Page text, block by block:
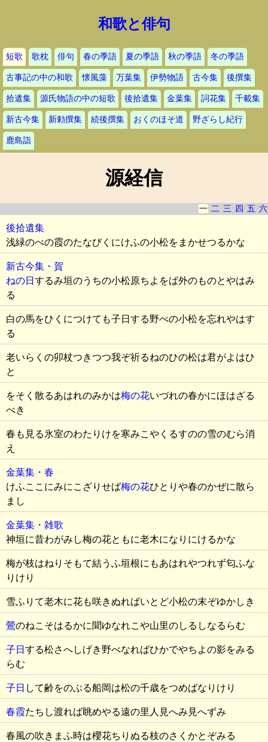
和歌と俳句
短歌 歌枕 俳句 春の季語 夏の季語 秋の季語 冬の季語
古事記の中の和歌 懐風藻 万葉集 伊勢物語 古今集 後撰集
拾遺集 源氏物語の中の短歌 後拾遺集 金葉集 詞花集 千載集
新古今集 新勅撰集 続後撰集 おくのほそ道 野ざらし紀行
鹿島詣
源経信
一 二 三 四 五 六
後拾遺集
浅緑のべの霞のたなびくにけふの小松をまかせつるかな
新古今集・賀
ねの日 するみ垣のうちの小松原ちよをば外のものとやはみ
る
白の馬をひくにつけても子日する野べの小松を忘れやはす
る
老いらくの卯杖つきつつ我ぞ祈るねのひの松は君がよはひ
と
をそく散るあはれのみかは梅の花いづれの春かにほはざる
べき
春も見る氷室のわたりけを寒みこやくるすのの雪のむら消
え
金葉集・春
けふここにみにこざりせば梅の花ひとりや春のかぜに散ら
まし
金葉集・雑歌
神垣に昔わがみし梅の花ともに老木になりにけるかな
梅が枝はねりそもて結うふ垣根にもあはれやつれず匂ふな
りけり
雪ふりて老木に花も咲きぬればいとど小松の末ぞゆかしき
鶯のねこそはるかに聞ゆなれこや山里のしるしなるらむ
子日 する松さへしげき野べなればひかでやちよの影をみる
らむ
子日 して齢をのぶる船岡は松の千歳をつめばなりけり
春霞たちし渡れば眺めやる遠の里人見へみ見へずみ
春風の吹きまふ時は櫻花ちりぬる枝のさくかとぞみる